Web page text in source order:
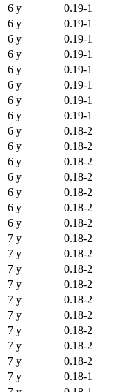
6 y
0.19-1
6 y
0.19-1
6 y
0.19-1
6 y
0.19-1
6 y
0.19-1
6 y
0.19-1
6 y
0.19-1
6 y
0.19-1
6 y
0.18-2
6 y
0.18-2
6 y
0.18-2
6 y
0.18-2
6 y
0.18-2
6 y
0.18-2
6 y
0.18-2
7 y
0.18-2
7 y
0.18-2
7 y
0.18-2
7 y
0.18-2
7 y
0.18-2
7 y
0.18-2
7 y
0.18-2
7 y
0.18-2
7 y
0.18-2
7 y
0.18-1